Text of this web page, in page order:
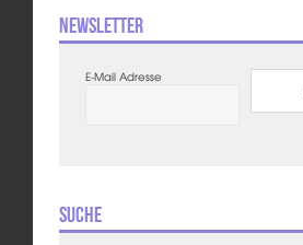
Newsletter
E-Mail Adresse
Suche